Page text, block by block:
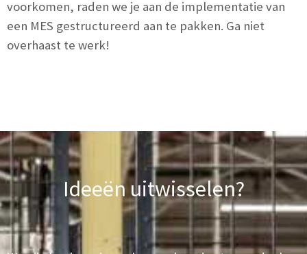
voorkomen, raden we je aan de implementatie van
een MES gestructureerd aan te pakken. Ga niet
overhaast te werk!
Ideeën uitwisselen?